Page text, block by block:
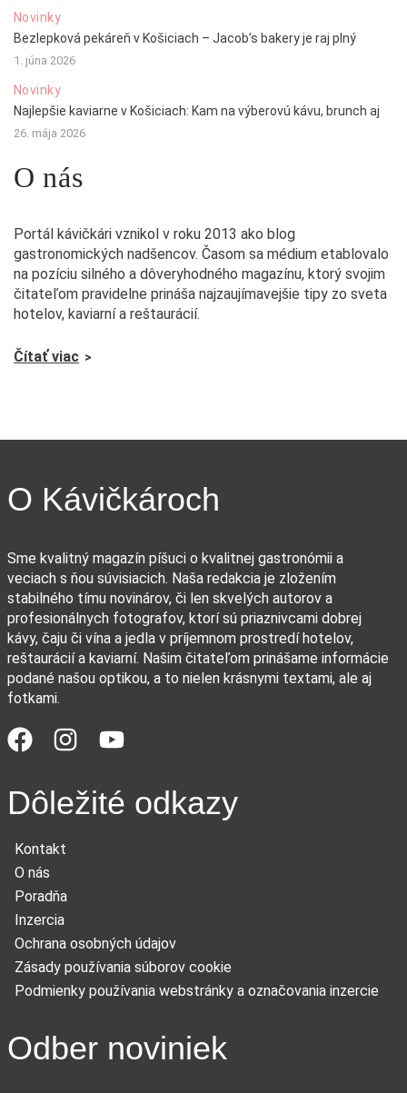
Novinky
Bezlepková pekáreň v Košiciach – Jacob’s bakery je raj plný
1. júna 2026
Novinky
Najlepšie kaviarne v Košiciach: Kam na výberovú kávu, brunch aj
26. mája 2026
O nás
Portál kávičkári vznikol v roku 2013 ako blog
gastronomických nadšencov. Časom sa médium etablovalo
na pozíciu silného a dôveryhodného magazínu, ktorý svojim
čitateľom pravidelne prináša najzaujímavejšie tipy zo sveta
hotelov, kaviarní a reštaurácií.
Čítať viac
O Kávičkároch
Sme kvalitný magazín píšuci o kvalitnej gastronómii a
veciach s ňou súvisiacich. Naša redakcia je zložením
stabilného tímu novinárov, či len skvelých autorov a
profesionálnych fotografov, ktorí sú priaznivcami dobrej
kávy, čaju či vína a jedla v príjemnom prostredí hotelov,
reštaurácií a kaviarní. Našim čitateľom prinášame informácie
podané našou optikou, a to nielen krásnymi textami, ale aj
fotkami.
Dôležité odkazy
Kontakt
O nás
Poradňa
Inzercia
Ochrana osobných údajov
Zásady používania súborov cookie
Podmienky používania webstránky a označovania inzercie
Odber noviniek